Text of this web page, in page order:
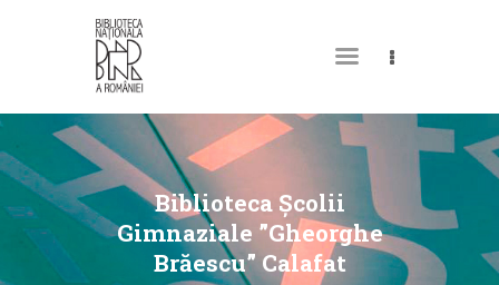
Biblioteca Școlii
Gimnaziale ”Gheorghe
Brăescu” Calafat
DESPRE NOI
PERMISUL MEU DE
BIBLIOTECĂ
CATALOAGE ȘI